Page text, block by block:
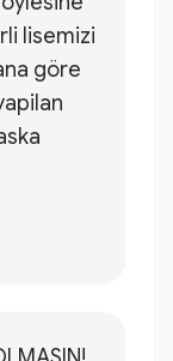
lisemizi
göre